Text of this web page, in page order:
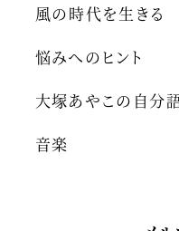
風の時代を生きる
悩みへのヒント
大塚あやこの自分
音楽